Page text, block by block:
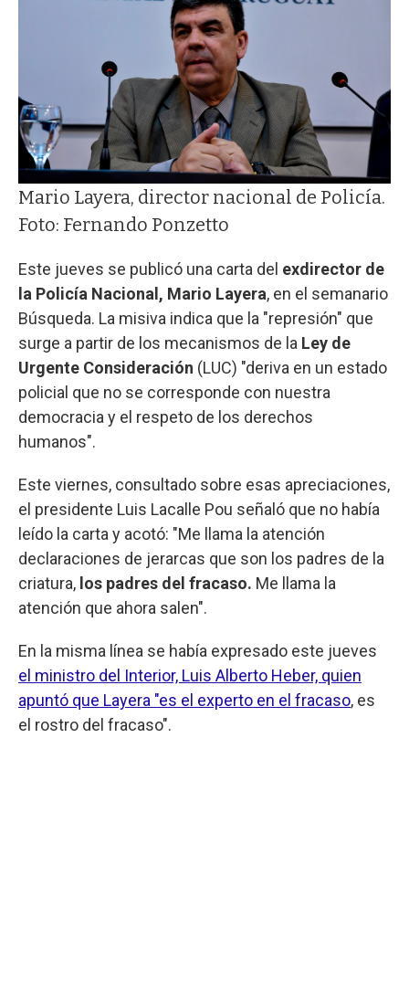
Mario Layera, director nacional de Policía.
Foto: Fernando Ponzetto
Este jueves se publicó una carta del exdirector de
la Policía Nacional, Mario Layera, en el semanario
Búsqueda. La misiva indica que la "represión" que
surge a partir de los mecanismos de la Ley de
Urgente Consideración (LUC) "deriva en un estado
policial que no se corresponde con nuestra
democracia y el respeto de los derechos
humanos".
Este viernes, consultado sobre esas apreciaciones,
el presidente Luis Lacalle Pou señaló que no había
leído la carta y acotó: "Me llama la atención
declaraciones de jerarcas que son los padres de la
criatura, los padres del fracaso. Me llama la
atención que ahora salen".
En la misma línea se había expresado este jueves
el ministro del Interior, Luis Alberto Heber, quien
apuntó que Layera "es el experto en el fracaso, es
el rostro del fracaso".